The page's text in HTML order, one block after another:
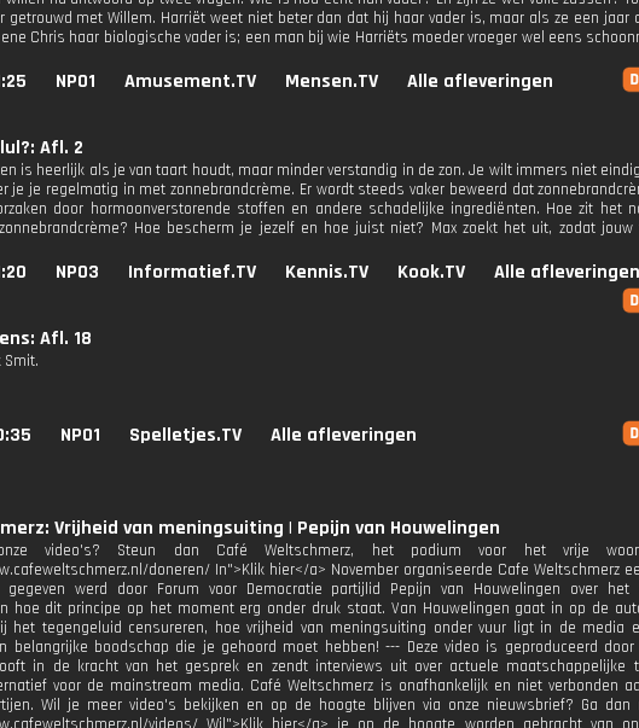
getrouwd met Willem. Harriët weet niet beter dan dat hij haar vader is, maar als ze een jaar
Chris haar biologische vader is; een man bij wie Harriëts moeder vroeger wel eens
NPO1 Amusement.TV Mensen.TV Alle afleveringen
Afl. 2
is heerlijk als je van taart houdt, maar minder verstandig in de zon. Je wilt immers niet
je je regelmatig in met zonnebrandcrème. Er wordt steeds vaker beweerd dat
door hormoonverstorende stoffen en andere schadelijke ingrediënten. Hoe zit het
Hoe bescherm je jezelf en hoe juist niet? Max zoekt het uit, zodat
NPO3 Informatief.TV Kennis.TV Kook.TV Alle afleveringen
Afl. 18
Smit.
NPO1 Spelletjes.TV Alle afleveringen
Vrijheid van meningsuiting | Pepijn van Houwelingen
video's? Steun dan Café Weltschmerz, het podium voor het vrije
doneren/ In">Klik hier</a> November organiseerde Cafe Weltschmerz
gegeven werd door Forum voor Democratie partijlid Pepijn van Houwelingen over het
hoe dit principe op het moment erg onder druk staat. Van Houwelingen gaat in op de
het tegengeluid censureren, hoe vrijheid van meningsuiting onder vuur ligt in de media
belangrijke boodschap die je gehoord moet hebben! --- Deze video is geproduceerd door
in de kracht van het gesprek en zendt interviews uit over actuele maatschappelijke
voor de mainstream media. Café Weltschmerz is onafhankelijk en niet verbonden
Wil je meer video's bekijken en op de hoogte blijven via onze nieuwsbrief? Ga dan